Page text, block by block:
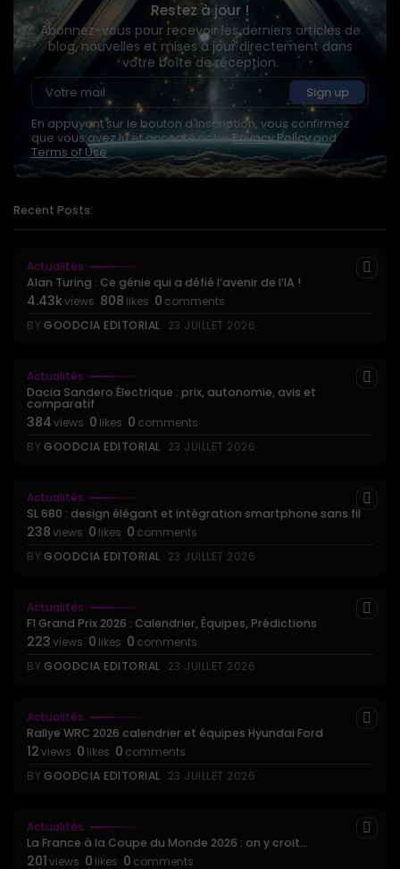
Restez à jour !
Abonnez-vous pour recevoir les derniers articles de
blog, nouvelles et mises à jour directement dans
votre boîte de réception.
En appuyant sur le bouton d'inscription, vous confirmez
que vous avez lu et accepté notrePrivacy Policyand
Terms of Use
Recent Posts:
Actualités
Alan Turing : Ce génie qui a défié l’avenir de l’IA !
4.43kviews 808 likes 0 comments
BY GOODCIA EDITORIAL 23 JUILLET 2026
Actualités
Dacia Sandero Électrique : prix, autonomie, avis et
comparatif
384views 0 likes 0 comments
BY GOODCIA EDITORIAL 23 JUILLET 2026
Actualités
SL 680 : design élégant et intégration smartphone sans fil
238views 0 likes 0 comments
BY GOODCIA EDITORIAL 23 JUILLET 2026
Actualités
F1 Grand Prix 2026 : Calendrier, Équipes, Prédictions
223views 0 likes 0 comments
BY GOODCIA EDITORIAL 23 JUILLET 2026
Actualités
Rallye WRC 2026 calendrier et équipes Hyundai Ford
12views 0 likes 0 comments
BY GOODCIA EDITORIAL 23 JUILLET 2026
Actualités
La France à la Coupe du Monde 2026 : on y croit...
201views 0 likes 0 comments